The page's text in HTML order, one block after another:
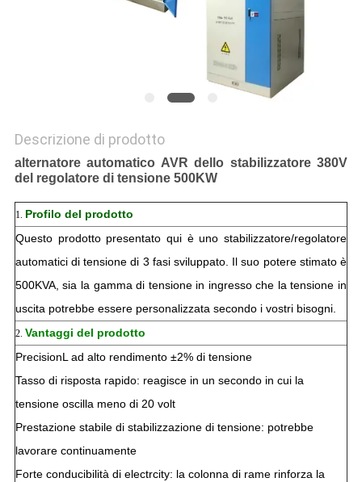
Descrizione di prodotto
alternatore automatico AVR dello stabilizzatore 380V
del regolatore di tensione 500KW
1. Profilo del prodotto
Questo prodotto presentato qui è uno stabilizzatore/regolatore
automatici di tensione di 3 fasi sviluppato. Il suo potere stimato è
500KVA, sia la gamma di tensione in ingresso che la tensione in
uscita potrebbe essere personalizzata secondo i vostri bisogni.
2. Vantaggi del prodotto
PrecisionL ad alto rendimento ±2% di tensione
Tasso di risposta rapido: reagisce in un secondo in cui la
tensione oscilla meno di 20 volt
Prestazione stabile di stabilizzazione di tensione: potrebbe
lavorare continuamente
Forte conducibilità di electrcity: la colonna di rame rinforza la